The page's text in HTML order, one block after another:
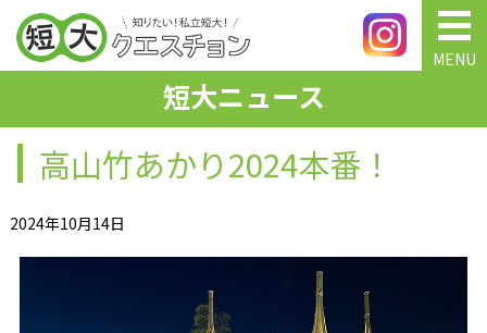
MENU
短大ニュース
高山竹あかり2024本番！
2024年10月14日